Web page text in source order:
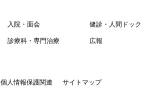
入院・面会
診療科・専門治療
健診・人間ドック
広報
個人情報保護関連 サイトマップ